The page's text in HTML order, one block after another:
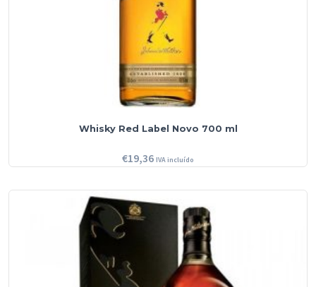
Whisky Red Label Novo 700 ml
€19,36 IVA incluído